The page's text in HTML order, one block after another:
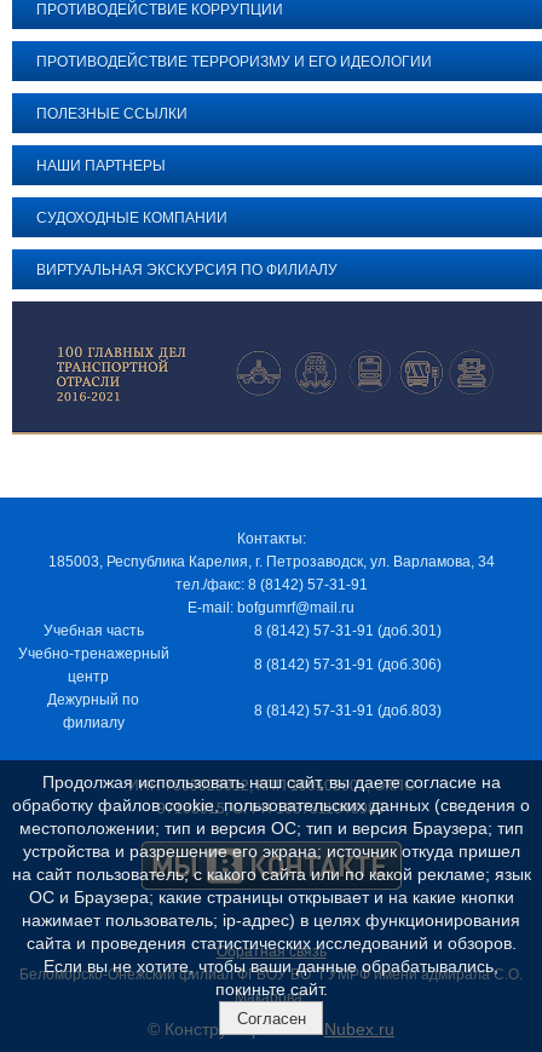
ПРОТИВОДЕЙСТВИЕ КОРРУПЦИИ
ПРОТИВОДЕЙСТВИЕ ТЕРРОРИЗМУ И ЕГО ИДЕОЛОГИИ
ПОЛЕЗНЫЕ ССЫЛКИ
НАШИ ПАРТНЕРЫ
СУДОХОДНЫЕ КОМПАНИИ
ВИРТУАЛЬНАЯ ЭКСКУРСИЯ ПО ФИЛИАЛУ
Контакты:
185003, Республика Карелия, г. Петрозаводск, ул. Варламова, 34
тел./факс: 8 (8142) 57-31-91
E-mail: bofgumrf@mail.ru
Учебная часть
8 (8142) 57-31-91 (доб.301)
Учебно-тренажерный
центр
8 (8142) 57-31-91 (доб.306)
Дежурный по
филиалу
8 (8142) 57-31-91 (доб.803)
ИНН 7805029012, КПП 100103001, ОКПО
97163915, ОГРН 1037811048989
Обратная связь
Беломорско-Онежский филиал ФГБОУ ВО "ГУМРФ имени адмирала С.О.
Макарова"
© Конструктор сайтов Nubex.ru
Продолжая использовать наш сайт, вы даете согласие на
обработку файлов cookie, пользовательских данных (сведения о
местоположении; тип и версия ОС; тип и версия Браузера; тип
устройства и разрешение его экрана; источник откуда пришел
на сайт пользователь; с какого сайта или по какой рекламе; язык
ОС и Браузера; какие страницы открывает и на какие кнопки
нажимает пользователь; ip-адрес) в целях функционирования
сайта и проведения статистических исследований и обзоров.
Если вы не хотите, чтобы ваши данные обрабатывались,
покиньте сайт.
Согласен